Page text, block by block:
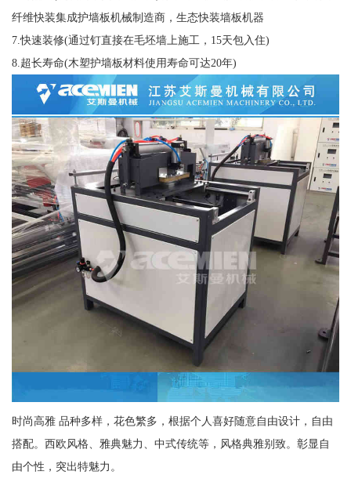
纤维快装集成护墙板机械制造商，生态快装墙板机器
7.快速装修(通过钉直接在毛坯墙上施工，15天包入住)
8.超长寿命(木塑护墙板材料使用寿命可达20年)
时尚高雅 品种多样，花色繁多，根据个人喜好随意自由设计，自由
搭配。西欧风格、雅典魅力、中式传统等，风格典雅别致。彰显自
由个性，突出特魅力。